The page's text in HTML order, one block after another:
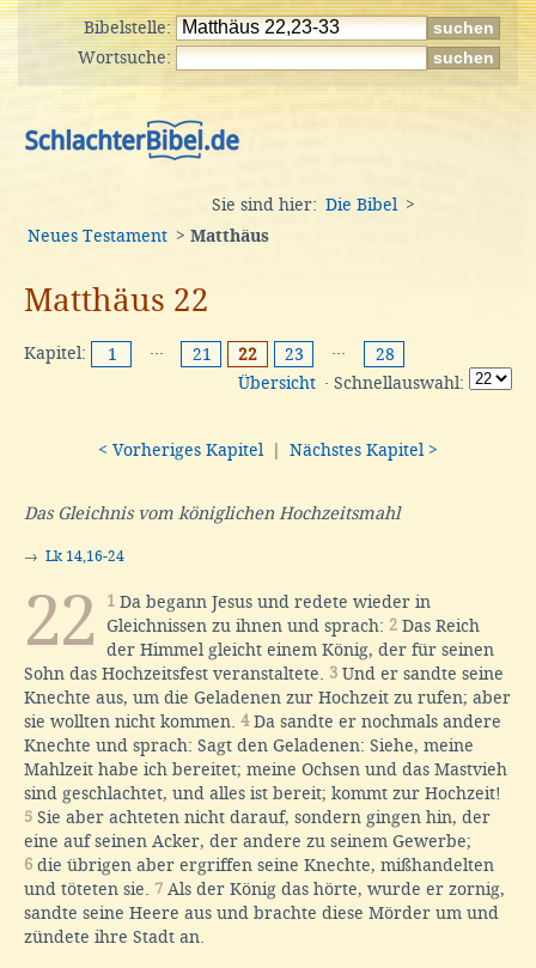
Bibelstelle:
Wortsuche:
Sie sind hier: Die Bibel
>
Neues Testament > Matthäus
Matthäus 22
Kapitel: 1 ··· 21 22 23 ···
28
Übersicht · Schnellauswahl:
< Vorheriges Kapitel Nächstes Kapitel >
Das Gleichnis vom königlichen Hochzeitsmahl
→ Lk 14,16-24
22 1 Da begann Jesus und redete wieder in
Gleichnissen zu ihnen und sprach: 2 Das Reich
der Himmel gleicht einem König, der für seinen
Sohn das Hochzeitsfest veranstaltete. 3 Und er sandte seine
Knechte aus, um die Geladenen zur Hochzeit zu rufen; aber
sie wollten nicht kommen. 4Da sandte er nochmals andere
Knechte und sprach: Sagt den Geladenen: Siehe, meine
Mahlzeit habe ich bereitet; meine Ochsen und das Mastvieh
sind geschlachtet, und alles ist bereit; kommt zur Hochzeit!
5 Sie aber achteten nicht darauf, sondern gingen hin, der
eine auf seinen Acker, der andere zu seinem Gewerbe;
6 die übrigen aber ergriffen seine Knechte, mißhandelten
und töteten sie. 7 Als der König das hörte, wurde er zornig,
sandte seine Heere aus und brachte diese Mörder um und
zündete ihre Stadt an.